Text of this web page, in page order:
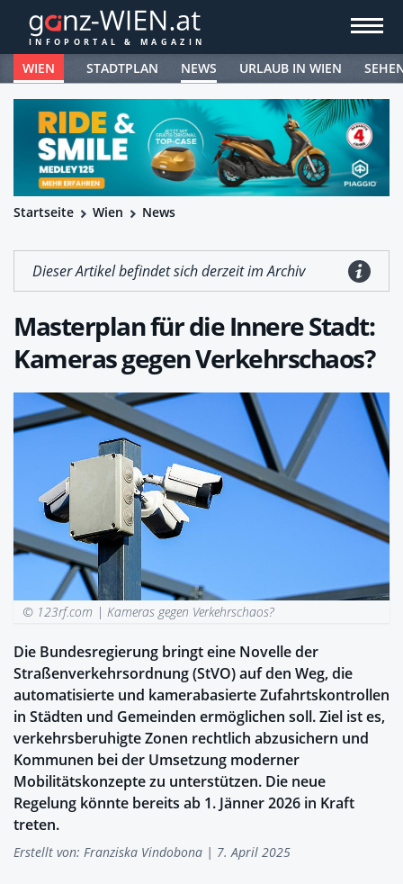
WIEN STADTPLAN NEWS URLAUB IN WIEN
Startseite Wien News
Dieser Artikel befindet sich derzeit im Archiv
Masterplan für die Innere Stadt:
Kameras gegen Verkehrschaos?
© 123rf.com |Kameras gegen Verkehrschaos?
Die Bundesregierung bringt eine Novelle der
Straßenverkehrsordnung (StVO) auf den Weg, die
automatisierte und kamerabasierte Zufahrtskontrollen
in Städten und Gemeinden ermöglichen soll. Ziel ist es,
verkehrsberuhigte Zonen rechtlich abzusichern und
Kommunen bei der Umsetzung moderner
Mobilitätskonzepte zu unterstützen. Die neue
Regelung könnte bereits ab 1. Jänner 2026 in Kraft
treten.
Erstellt von: Franziska Vindobona | 7. April 2025